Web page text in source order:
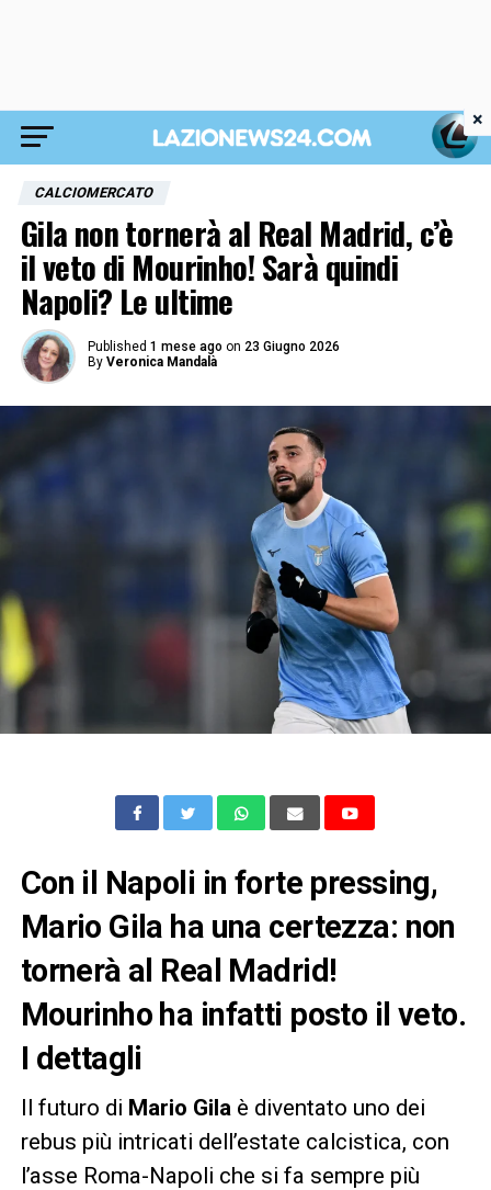
CALCIOMERCATO
Gila non tornerà al Real Madrid, c’è
il veto di Mourinho! Sarà quindi
Napoli? Le ultime
Published 1 mese ago on 23 Giugno 2026
By Veronica Mandalà
Con il Napoli in forte pressing,
Mario Gila ha una certezza: non
tornerà al Real Madrid!
Mourinho ha infatti posto il veto.
I dettagli
Il futuro di Mario Gila è diventato uno dei
rebus più intricati dell’estate calcistica, con
l’asse Roma-Napoli che si fa sempre più
×